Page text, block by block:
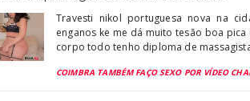
Travesti nikol portuguesa nova na
enganos ke me dá muito tesão boa
corpo todo tenho diploma de
COIMBRA TAMBÉM FAÇO SEXO POR VÍDEO